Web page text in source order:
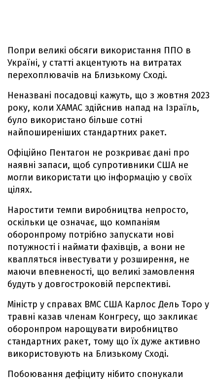
Попри великі обсяги використання ППО в
Україні, у статті акцентують на витратах
перехоплювачів на Близькому Сході.
Неназвані посадовці кажуть, що з жовтня 2023
року, коли ХАМАС здійснив напад на Ізраїль,
було використано більше сотні
найпоширеніших стандартних ракет.
Офіційно Пентагон не розкриває дані про
наявні запаси, щоб супротивники США не
могли використати цю інформацію у своїх
цілях.
Наростити темпи виробництва непросто,
оскільки це означає, що компаніям
оборонпрому потрібно запускати нові
потужності і наймати фахівців, а вони не
квапляться інвестувати у розширення, не
маючи впевненості, що великі замовлення
будуть у довгостроковій перспективі.
Міністр у справах ВМС США Карлос Дель Торо у
травні казав членам Конгресу, що закликає
оборонпром нарощувати виробництво
стандартних ракет, тому що їх дуже активно
використовують на Близькому Сході.
Побоювання дефіциту нібито спонукали